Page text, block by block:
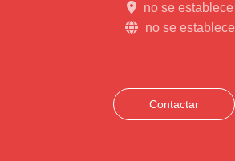
no se establece
no se establece
Contactar